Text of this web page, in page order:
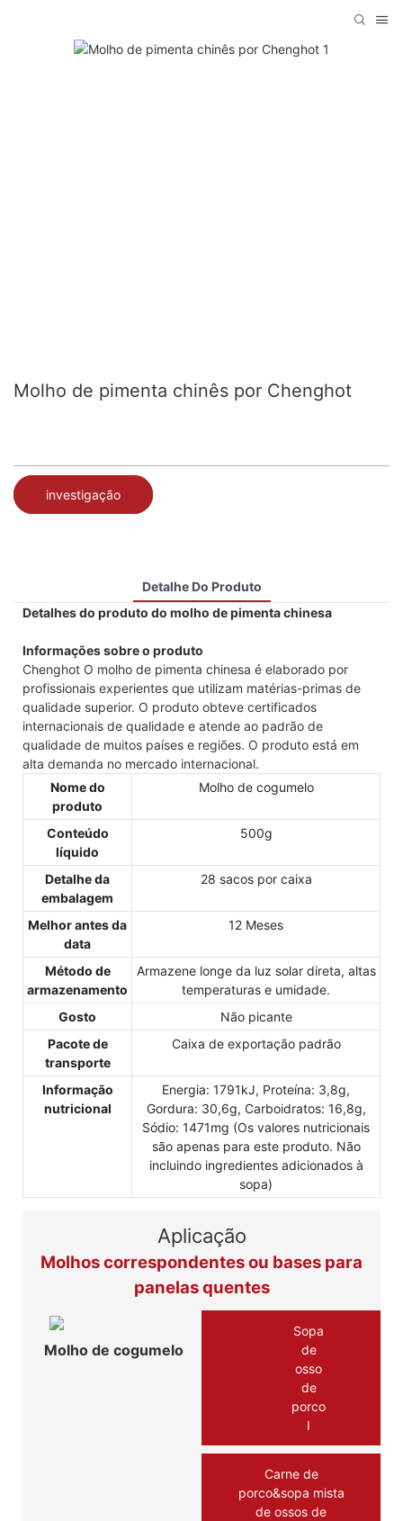
Molho de pimenta chinês por Chenghot
investigação
Detalhe Do Produto
Detalhes do produto do molho de pimenta chinesa
Informações sobre o produto
Chenghot O molho de pimenta chinesa é elaborado por
profissionais experientes que utilizam matérias-primas de
qualidade superior. O produto obteve certificados
internacionais de qualidade e atende ao padrão de
qualidade de muitos países e regiões. O produto está em
alta demanda no mercado internacional.
Nome do
produto
Molho de cogumelo
Conteúdo
líquido
500g
Detalhe da
embalagem
28 sacos por caixa
Melhor antes da
data
12 Meses
Método de
armazenamento
Armazene longe da luz solar direta, altas
temperaturas e umidade.
Gosto
Não picante
Pacote de
transporte
Caixa de exportação padrão
Informação
nutricional
Energia: 1791kJ, Proteína: 3,8g,
Gordura: 30,6g, Carboidratos: 16,8g,
Sódio: 1471mg (Os valores nutricionais
são apenas para este produto. Não
incluindo ingredientes adicionados à
sopa)
Aplicação
Molhos correspondentes ou bases para
panelas quentes
Molho de cogumelo
Sopa
de
osso
de
porco
Ⅰ
Carne de
porco&sopa mista
de ossos de